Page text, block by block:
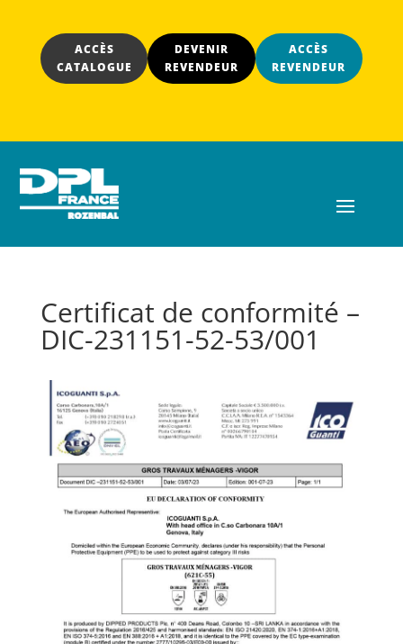
ACCÈS
CATALOGUE
DEVENIR
REVENDEUR
ACCÈS
REVENDEUR
Certificat de conformité –
DIC-231151-52-53/001